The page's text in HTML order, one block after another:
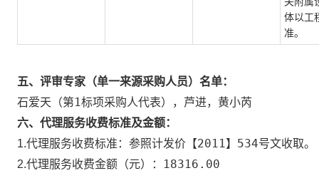
体以工
准。
五、评审专家（单一来源采购人员）名单：
石爱天（第1标项采购人代表），芦进，黄小芮
六、代理服务收费标准及金额：
1.代理服务收费标准： 参照计发价【2011】534号文收取。
2.代理服务收费金额（元）： 18316.00